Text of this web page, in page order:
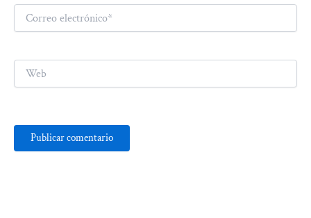
Correo
electrónico*
Web